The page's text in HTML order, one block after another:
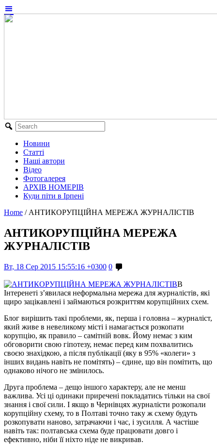
Новини
Статті
Наші автори
Відео
Фотогалерея
АРХІВ НОМЕРІВ
Куди піти в Ірпені
Home / АНТИКОРУПЦІЙНА МЕРЕЖА ЖУРНАЛІСТІВ
АНТИКОРУПЦІЙНА МЕРЕЖА
ЖУРНАЛІСТІВ
Вт, 18 Сер 2015 15:55:16 +0300 0
В
Інтеренеті з’явилася неформальна мережа для журналістів, які
щиро зацікавлені і займаються розкриттям корупційних схем.
Блог вирішить такі проблеми, як, перша і головна – журналіст,
який живе в невеликому місті і намагається розкопати
корупцію, як правило – самітній вовк. Йому немає з ким
обговорити свою гіпотезу, немає перед ким похвалитись
своєю знахідкою, а після публікації (яку в 95% «колеги» з
інших видань навіть не помітять) – єдине, що він помітить, що
однаково нічого не змінилось.
Друга проблема – дещо іншого характеру, але не менш
важлива. Усі ці одинаки приречені покладатись тільки на свої
знання і свої сили. І якщо в Чернівцях журналісти розкопали
корупційну схему, то в Полтаві точно таку ж схему будуть
розкопувати наново, затрачаючи і час, і зусилля. А частіше
навіть так: полтавська схема буде працювати довго і
ефективно, ніби її ніхто ніде не викривав.